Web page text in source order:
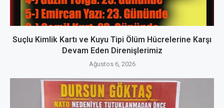
Suçlu Kimlik Kartı ve Kuyu Tipi Ölüm Hücrelerine Karşı
Devam Eden Direnişlerimiz
Ağustos 6, 2026